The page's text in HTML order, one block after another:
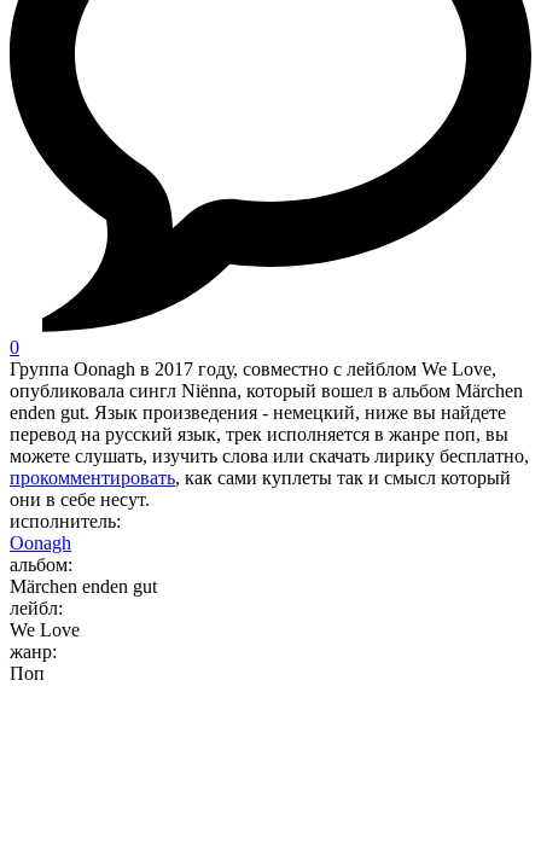
0
Группа Oonagh в 2017 году, совместно с лейблом We Love,
опубликовала сингл Niënna, который вошел в альбом Märchen
enden gut. Язык произведения - немецкий, ниже вы найдете
перевод на русский язык, трек исполняется в жанре поп, вы
можете слушать, изучить слова или скачать лирику бесплатно,
прокомментировать, как сами куплеты так и смысл который
они в себе несут.
исполнитель:
Oonagh
альбом:
Märchen enden gut
лейбл:
We Love
жанр:
Поп